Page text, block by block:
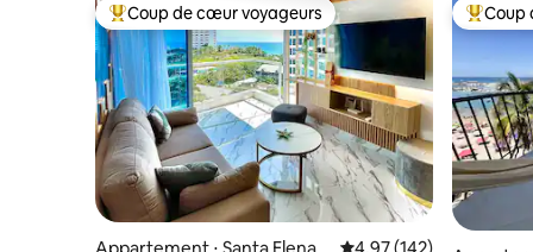
Coups de cœur voyageurs les plus appréciés
Coup de cœur voyageurs
Appartement ⋅ Santa Elena Évaluation moyenne
4,97 (142)
Coups
Coup